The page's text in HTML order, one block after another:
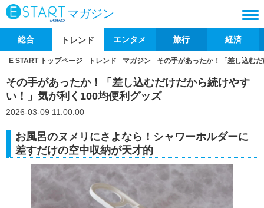
マガジン
総合 トレンド エンタメ 旅行 経済
E START トップページ トレンド マガジン その手があったか！「差し込む
その手があったか！「差し込むだけだから続けやす
い！」気が利く100均便利グッズ
2026-03-09 11:00:00
お風呂のヌメリにさよなら！シャワーホルダーに
差すだけの空中収納が天才的